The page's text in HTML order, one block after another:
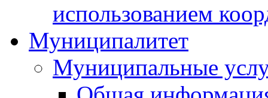
использованием
Муниципалитет
Муниципальные